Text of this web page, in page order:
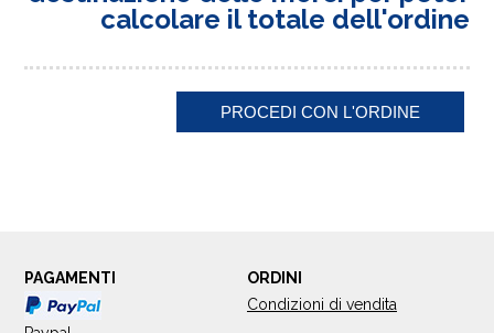
calcolare il totale dell'ordine
PAGAMENTI
ORDINI
Condizioni di vendita